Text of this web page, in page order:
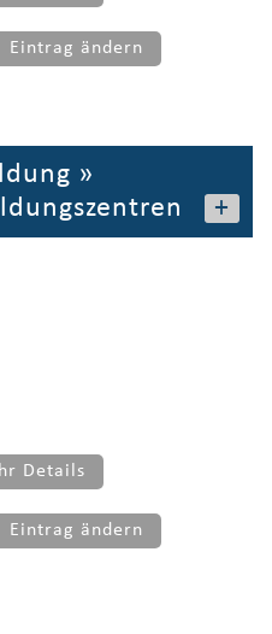
Eintrag ändern
»
+
Details
Eintrag ändern